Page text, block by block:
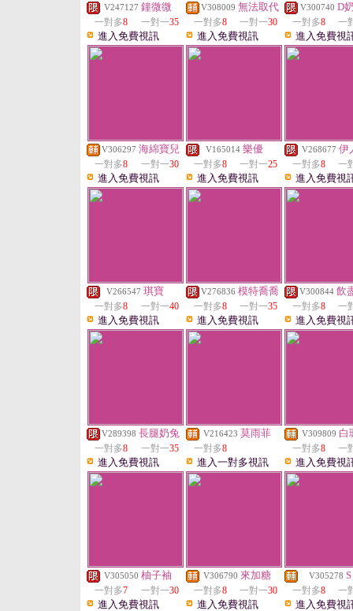
V247127 鐘微微
一對多8 一對一35
進入免費視訊
V308009 無法取代
一對多8 一對一30
進入免費視訊
V300740 D
一對多8 一
進入免費視
V306297 海綿寶兒
一對多8 一對一30
進入免費視訊
V165014 樂優
一對多8 一對一25
進入免費視訊
V268677 伊
一對多8 一
進入免費視
V266547 琪寶
一對多8 一對一40
進入免費視訊
V276836 模特喬喬
一對多8 一對一35
進入免費視訊
V300844 飲
一對多8 一
進入免費視
V289398 長腿奶兔
一對多8 一對一35
進入免費視訊
V216423 莫雨菲
一對多8
進入一對多視訊
V309809 白
一對多8 一
進入免費視
V305050 柚子袖
一對多7 一對一30
進入免費視訊
V306790 來加糖
一對多8 一對一30
進入免費視訊
V305278 S
一對多8 一
進入免費視